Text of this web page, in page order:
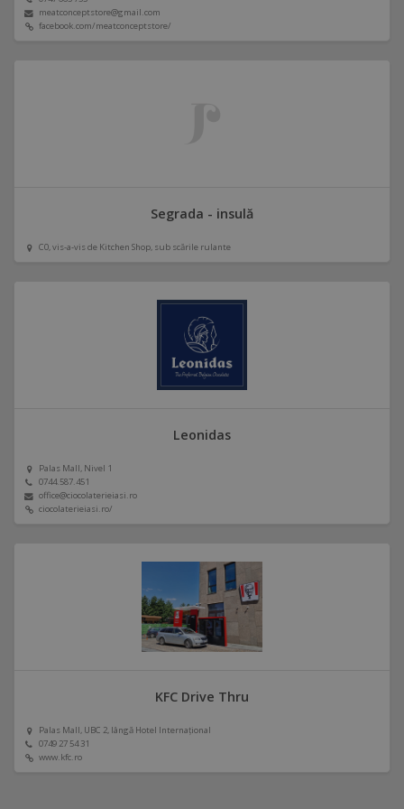
meatconceptstore@gmail.com
facebook.com/meatconceptstore/
Segrada - insulă
C0, vis-a-vis de Kitchen Shop, sub scările rulante
Leonidas
Palas Mall, Nivel 1
0744.587.451
office@ciocolaterieiasi.ro
ciocolaterieiasi.ro/
KFC Drive Thru
Palas Mall, UBC 2, lângă Hotel Internațional
0749 27 54 31
www.kfc.ro